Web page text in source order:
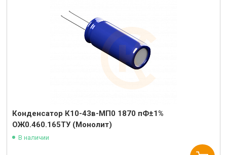
Конденсатор К10-43в-МП0 1870 пФ±1%
ОЖ0.460.165ТУ (Монолит)
В наличии